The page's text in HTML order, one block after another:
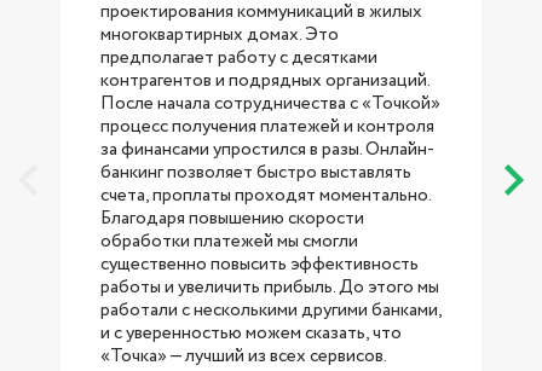
проектирования коммуникаций в жилых
многоквартирных домах. Это
предполагает работу с десятками
контрагентов и подрядных организаций.
После начала сотрудничества с «Точкой»
процесс получения платежей и контроля
за финансами упростился в разы. Онлайн-
банкинг позволяет быстро выставлять
счета, проплаты проходят моментально.
Благодаря повышению скорости
обработки платежей мы смогли
существенно повысить эффективность
работы и увеличить прибыль. До этого мы
работали с несколькими другими банками,
и с уверенностью можем сказать, что
«Точка» — лучший из всех сервисов.